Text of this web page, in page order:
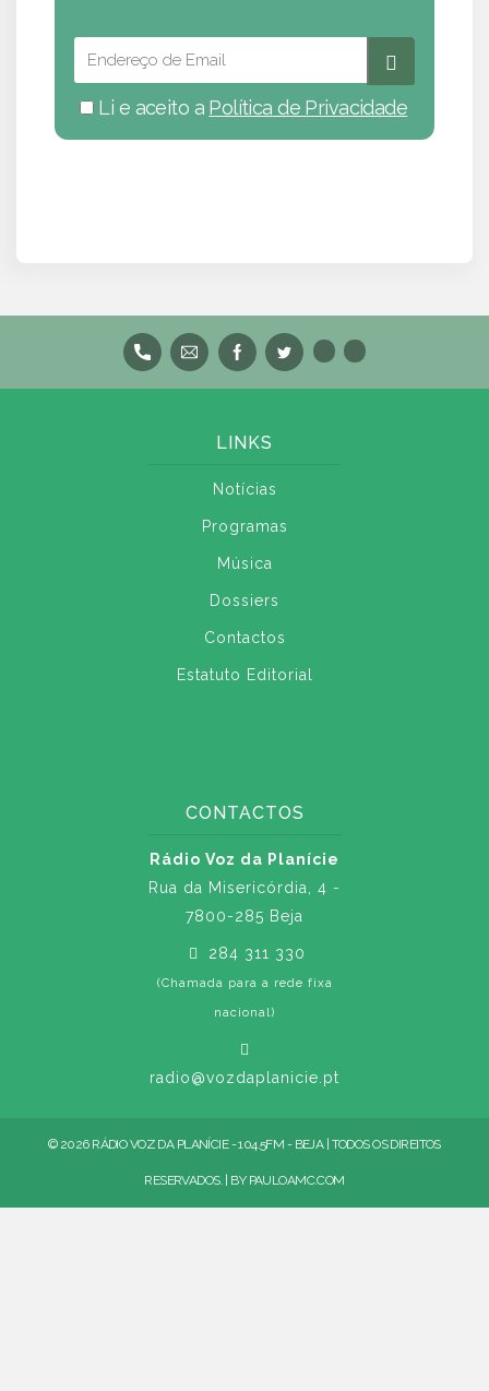
Li e aceito a Política de Privacidade
LINKS
Notícias
Programas
Música
Dossiers
Contactos
Estatuto Editorial
CONTACTOS
Rádio Voz da Planície
Rua da Misericórdia, 4 -
7800-285 Beja
284 311 330
(Chamada para a rede fixa
nacional)
radio@vozdaplanicie.pt
© 2026 RÁDIO VOZ DA PLANÍCIE - 104.5FM - BEJA | TODOS OS DIREITOS
RESERVADOS. | BY PAULOAMC.COM